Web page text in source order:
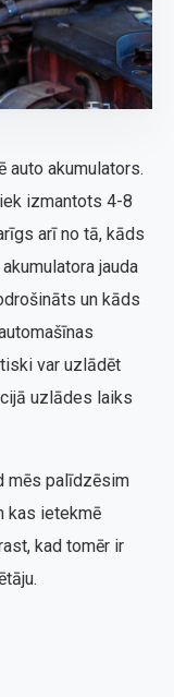
auto akumulators.
izmantots 4-8
arī no tā, kāds
jauda
un kāds
var uzlādēt
uzlādes laiks
mēs palīdzēsim
kas ietekmē
kad tomēr ir